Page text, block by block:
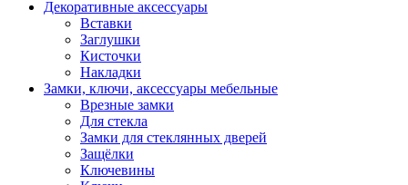
Декоративные аксессуары
Вставки
Заглушки
Кисточки
Накладки
Замки, ключи, аксессуары мебельные
Врезные замки
Для стекла
Замки для стеклянных дверей
Защёлки
Ключевины